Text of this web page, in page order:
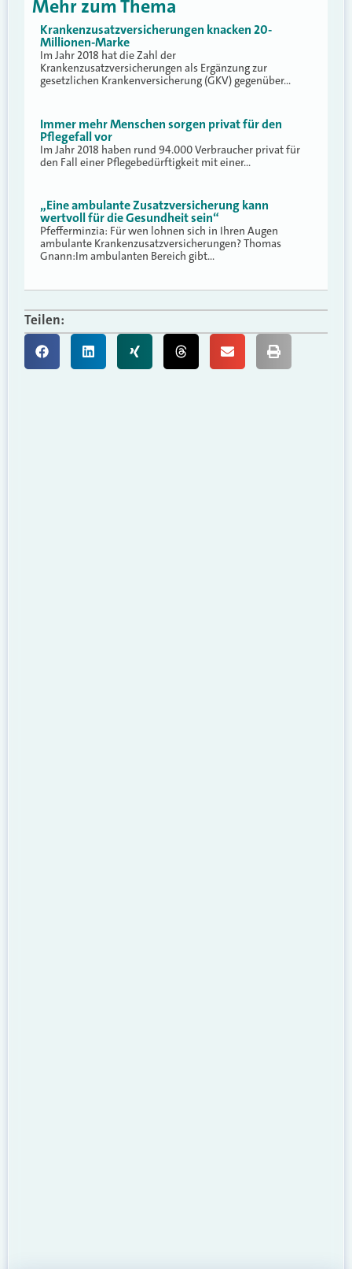
Mehr zum Thema
Krankenzusatzversicherungen knacken 20-
Millionen-Marke
Im Jahr 2018 hat die Zahl der
Krankenzusatzversicherungen als Ergänzung zur
gesetzlichen Krankenversicherung (GKV) gegenüber…
Immer mehr Menschen sorgen privat für den
Pflegefall vor
Im Jahr 2018 haben rund 94.000 Verbraucher privat für
den Fall einer Pflegebedürftigkeit mit einer…
„Eine ambulante Zusatzversicherung kann
wertvoll für die Gesundheit sein“
Pfefferminzia: Für wen lohnen sich in Ihren Augen
ambulante Krankenzusatzversicherungen? Thomas
Gnann:Im ambulanten Bereich gibt…
Teilen: